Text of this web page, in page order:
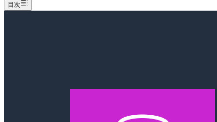
目次